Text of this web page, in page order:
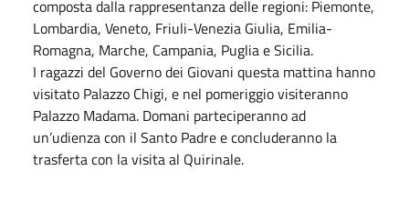
composta dalla rappresentanza delle regioni: Piemonte,
Lombardia, Veneto, Friuli-Venezia Giulia, Emilia-
Romagna, Marche, Campania, Puglia e Sicilia.
I ragazzi del Governo dei Giovani questa mattina hanno
visitato Palazzo Chigi, e nel pomeriggio visiteranno
Palazzo Madama. Domani parteciperanno ad
un’udienza con il Santo Padre e concluderanno la
trasferta con la visita al Quirinale.